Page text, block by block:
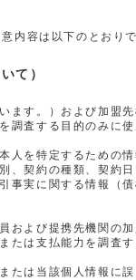
内容は以下のとおりで
て）
ます。）および加盟
調査する目的のみに使
人を特定するため
契約の種類、契約
事実に関する情報
および提携先機関の加
は支払能力を調査す
たは当該個人情報に